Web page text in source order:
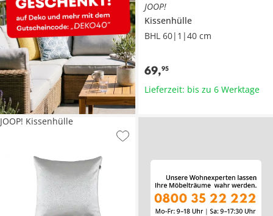
JOOP!
Kissenhülle
BHL 60|1|40 cm
69,95
Lieferzeit: bis zu 6 Werktage
JOOP! Kissenhülle